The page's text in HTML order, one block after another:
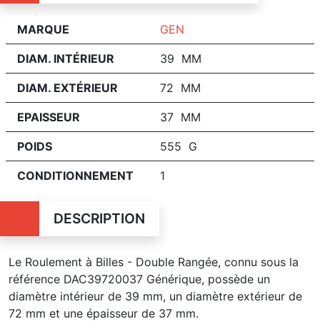
MARQUE GEN
DIAM. INTÉRIEUR 39 MM
DIAM. EXTÉRIEUR 72 MM
EPAISSEUR 37 MM
POIDS 555 G
CONDITIONNEMENT 1
DESCRIPTION
Le Roulement à Billes - Double Rangée, connu sous la
référence DAC39720037 Générique, possède un
diamètre intérieur de 39 mm, un diamètre extérieur de
72 mm et une épaisseur de 37 mm.